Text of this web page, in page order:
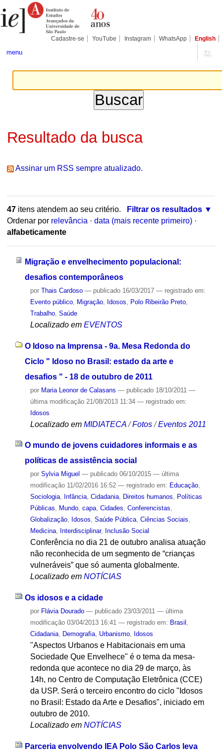
para
conteúdo.
Pessoais
Cadastre-se YouTube Instagram WhatsApp English
menu
Resultado da busca
Assinar um RSS sempre atualizado.
47itens atendem ao seu critério.
Filtrar os resultados
Ordenar por relevância · data (mais recente primeiro) ·
alfabeticamente
Migração e envelhecimento populacional:
desafios contemporâneos
por Thais Cardoso — publicado16/03/2017 — registrado em:
Evento público, Migração, Idosos Polo Ribeirão Preto,
Trabalho, Saúde
Localizado em EVENTOS
O Idoso na Imprensa - 9a. Mesa Redonda do
Ciclo " Idoso no Brasil: estado da arte e
desafios " - 18 de outubro de 2011
por Maria Leonor de Calasans — publicado18/10/2011 —
última modificação21/08/2013 11:34 — registrado em:
Idosos
Localizado em MIDIATECA /Fotos /Eventos 2011
O mundo de jovens cuidadores informais e as
políticas de assistência social
por Sylvia Miguel — publicado06/10/2015 — última
modificação11/02/2016 16:52 — registrado em: Educação,
Sociologia, Infância, Cidadania, Direitos humanos, Políticas
Públicas, Mundo, capa, Cidades, Conferencistas,
Globalização, Idosos, Saúde Pública, Ciências Sociais,
Medicina, Interdisciplinar, Inclusão Social
Conferência no dia 21 de outubro analisa atuação
não reconhecida de um segmento de “crianças
vulneráveis” que só aumenta globalmente.
Localizado em NOTÍCIAS
Os idosos e a cidade
por Flávia Dourado — publicado23/03/2011 — última
modificação03/04/2013 16:41 — registrado em: Brasil ,
Cidadania, Demografia, Urbanismo, Idosos
"Aspectos Urbanos e Habitacionais em uma
Sociedade Que Envelhece" é o tema da mesa-
redonda que acontece no dia 29 de março, às
14h, no Centro de Computação Eletrônica (CCE)
da USP. Será o terceiro encontro do ciclo "Idosos
no Brasil: Estado da Arte e Desafios", iniciado em
outubro de 2010.
Localizado em NOTÍCIAS
Parceria envolvendo IEA Polo São Carlos leva